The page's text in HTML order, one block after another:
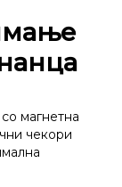
магнетна
чекори